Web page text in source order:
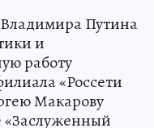
Путина
и
работу
«Россети
Макарову
«Заслуженный